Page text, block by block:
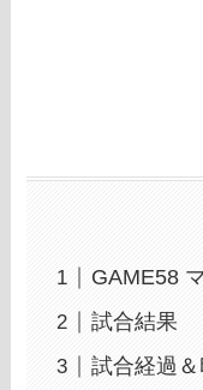
GAME58
試合結果
試合経過